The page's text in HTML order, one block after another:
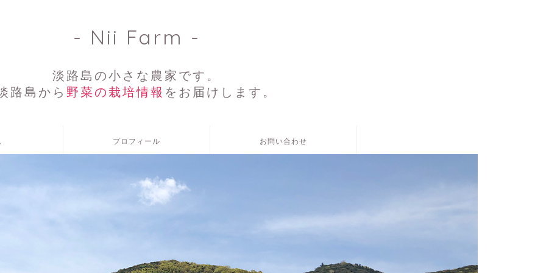
- Nii Farm -
淡路島の小さな農家です。
路島から 野菜の栽培情報 をお届けします。
プロフィール お問い合わせ